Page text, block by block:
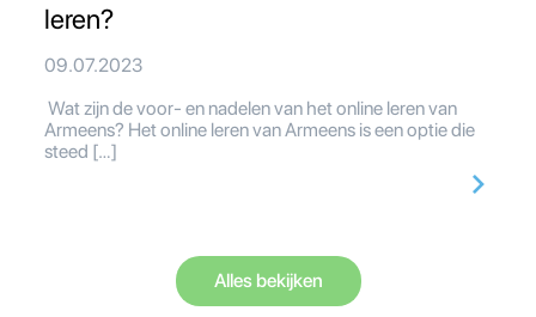
leren?
09.07.2023
Wat zijn de voor- en nadelen van het online leren van
Armeens? Het online leren van Armeens is een optie die
steed […]
Alles bekijken